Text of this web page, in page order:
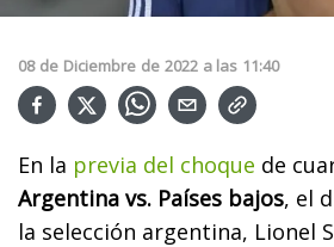
08 de Diciembre de 2022 a las 11:40
En la previa del choque de
Argentina vs. Países bajos, el
la selección argentina, Lionel